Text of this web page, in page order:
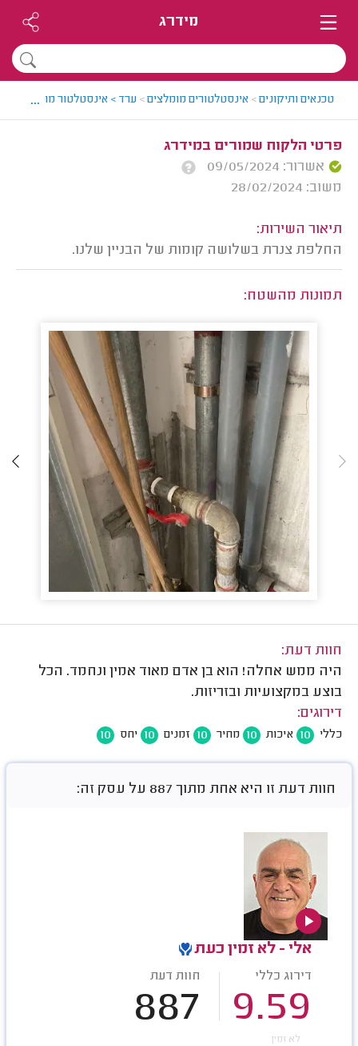
מידרג
טכנאים ותיקונים> אינסטלטורים מומלצים> ערד > אינסטלטור מומלץ - אלי
...
פרטי הלקוח שמורים במידרג
אשרור: 09/05/2024
משוב: 28/02/2024
תיאור השירות:
החלפת צנרת בשלושה קומות של הבניין שלנו.
תמונות מהשטח:
חוות דעת:
היה ממש אחלה! הוא בן אדם מאוד אמין ונחמד. הכל
בוצע במקצועיות ובזריזות.
דירוגים:
כללי 10 איכות 10 מחיר 10 זמנים 10 יחס 10
חוות דעת זו היא אחת מתוך 887 על עסק זה:
אלי - לא זמין כעת
דירוג כללי
9.59
חוות דעת
887
לא זמין